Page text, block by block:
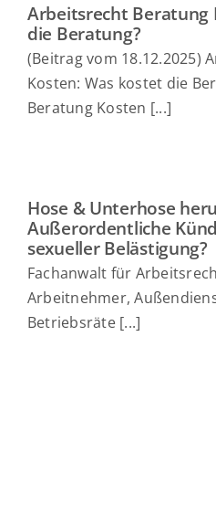
Arbeitsrecht Beratung
die Beratung?
(Beitrag vom 18.12.2025)
Kosten: Was kostet die
Beratung Kosten [...]
Hose & Unterhose
Außerordentliche
sexueller Belästigung?
Fachanwalt für
Arbeitnehmer,
Betriebsräte [...]